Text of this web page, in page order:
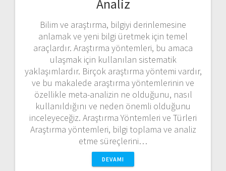
Analiz
Bilim ve araştırma, bilgiyi derinlemesine
anlamak ve yeni bilgi üretmek için temel
araçlardır. Araştırma yöntemleri, bu amaca
ulaşmak için kullanılan sistematik
yaklaşımlardır. Birçok araştırma yöntemi vardır,
ve bu makalede araştırma yöntemlerinin ve
özellikle meta-analizin ne olduğunu, nasıl
kullanıldığını ve neden önemli olduğunu
inceleyeceğiz. Araştırma Yöntemleri ve Türleri
Araştırma yöntemleri, bilgi toplama ve analiz
etme süreçlerini…
DEVAMI